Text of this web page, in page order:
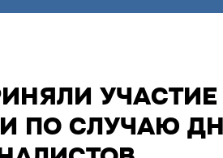
УЧАСТИЕ
ПО СЛУЧАЮ